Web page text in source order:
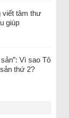
viết tâm thư
giúp
Vì sao Tô
thứ 2?